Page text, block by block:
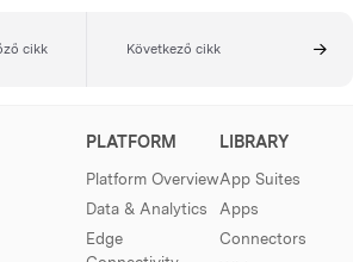
cikk Következő cikk
PLATFORM
Platform Overview
Data & Analytics
Edge
LIBRARY
App Suites
Apps
Connectors